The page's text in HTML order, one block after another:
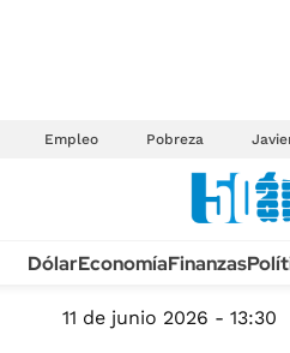
Empleo Pobreza
TECNOLOGÍA
MÉXICO
DólarEconomíaFinanzas
11 de junio 2026 - 13:30